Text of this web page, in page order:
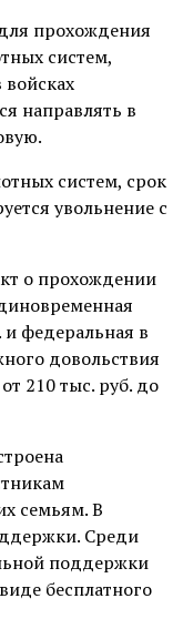
прохождения
систем,
направлять в
систем, срок
увольнение с
о прохождении
федеральная в
довольствия
210 тыс. руб. до
семьям. В
Среди
поддержки
бесплатного